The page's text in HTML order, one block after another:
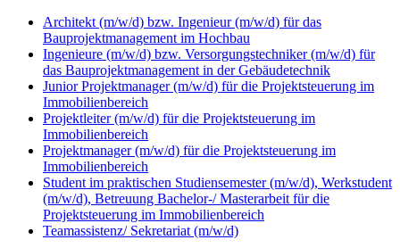
Architekt (m/w/d) bzw. Ingenieur (m/w/d) für das
Bauprojektmanagement im Hochbau
Ingenieure (m/w/d) bzw. Versorgungstechniker (m/w/d) für
das Bauprojektmanagement in der Gebäudetechnik
Junior Projektmanager (m/w/d) für die Projektsteuerung im
Immobilienbereich
Projektleiter (m/w/d) für die Projektsteuerung im
Immobilienbereich
Projektmanager (m/w/d) für die Projektsteuerung im
Immobilienbereich
Student im praktischen Studiensemester (m/w/d), Werkstudent
(m/w/d), Betreuung Bachelor-/ Masterarbeit für die
Projektsteuerung im Immobilienbereich
Teamassistenz/ Sekretariat (m/w/d)